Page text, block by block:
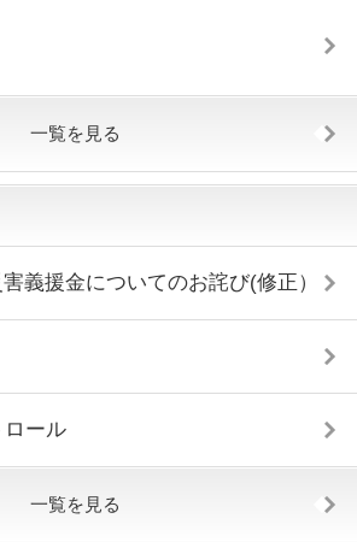
一覧を見る
義援金についてのお詫び(修正）
ール
一覧を見る